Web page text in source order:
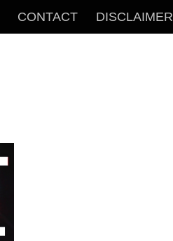
CONTACT DISCLAIMER